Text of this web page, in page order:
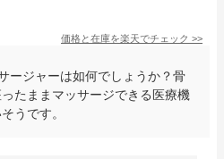
価格と在庫を楽天でチェック >>
ージャーは如何でしょうか？骨
たままマッサージできる医療機
うです。